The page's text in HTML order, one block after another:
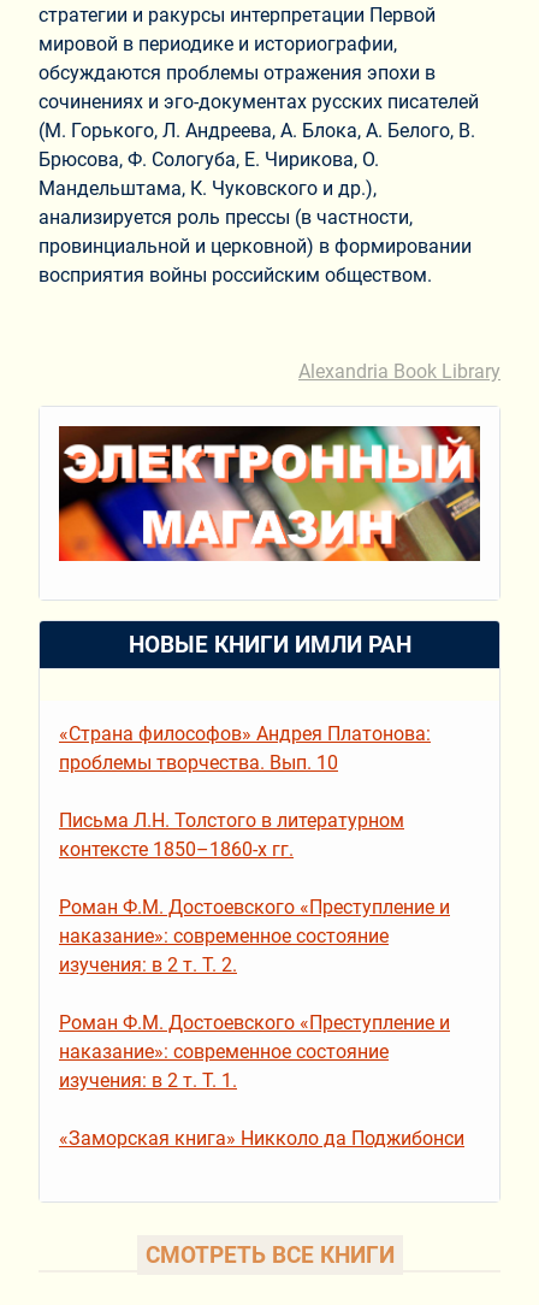
стратегии и ракурсы интерпретации Первой
мировой в периодике и историографии,
обсуждаются проблемы отражения эпохи в
сочинениях и эго-документах русских писателей
(М. Горького, Л. Андреева, А. Блока, А. Белого, В.
Брюсова, Ф. Сологуба, Е. Чирикова, О.
Мандельштама, К. Чуковского и др.),
анализируется роль прессы (в частности,
провинциальной и церковной) в формировании
восприятия войны российским обществом.
Alexandria Book Library
НОВЫЕ КНИГИ ИМЛИ РАН
«Страна философов» Андрея Платонова:
проблемы творчества. Вып. 10
Письма Л.Н. Толстого в литературном
контексте 1850–1860-х гг.
Роман Ф.М. Достоевского «Преступление и
наказание»: современное состояние
изучения: в 2 т. Т. 2.
Роман Ф.М. Достоевского «Преступление и
наказание»: современное состояние
изучения: в 2 т. Т. 1.
«Заморская книга» Никколо да Поджибонси
СМОТРЕТЬ ВСЕ КНИГИ